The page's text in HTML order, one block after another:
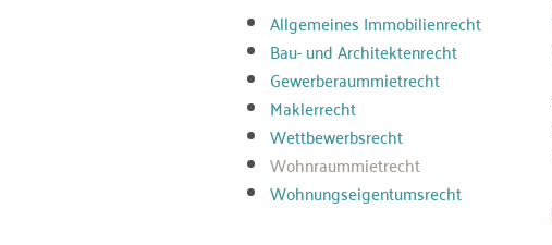
Allgemeines Immobilienrecht
Bau- und Architektenrecht
Gewerberaummietrecht
Maklerrecht
Wettbewerbsrecht
Wohnraummietrecht
Wohnungseigentumsrecht